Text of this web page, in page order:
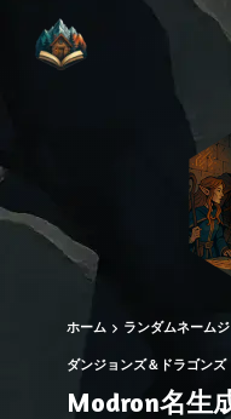
ホーム ランダムネーム
ダンジョンズ＆ドラゴンズ
Modron名生